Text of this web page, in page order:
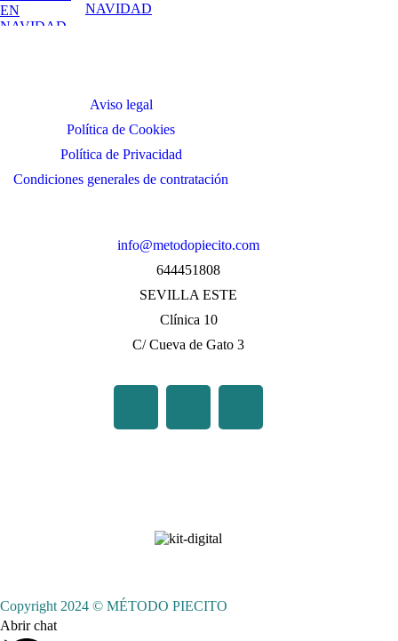
NAVIDAD
Aviso legal
Política de Cookies
Política de Privacidad
Condiciones generales de contratación
info@metodopiecito.com
644451808
SEVILLA ESTE
Clínica 10
C/ Cueva de Gato 3
Copyright 2024 © MÉTODO PIECITO
Abrir chat